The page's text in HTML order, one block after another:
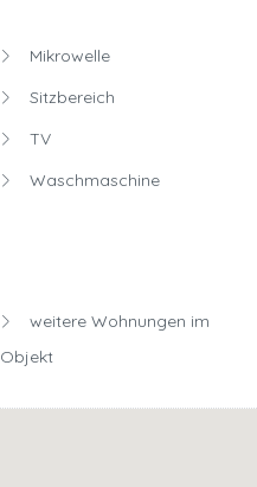
Mikrowelle
Sitzbereich
TV
Waschmaschine
weitere Wohnungen im
Objekt